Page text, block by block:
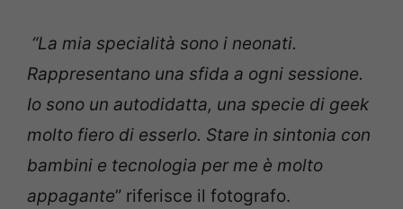
“La mia specialità sono i neonati.
Rappresentano una sfida a ogni sessione.
Io sono un autodidatta, una specie di geek
molto fiero di esserlo. Stare in sintonia con
bambini e tecnologia per me è molto
appagante” riferisce il fotografo.